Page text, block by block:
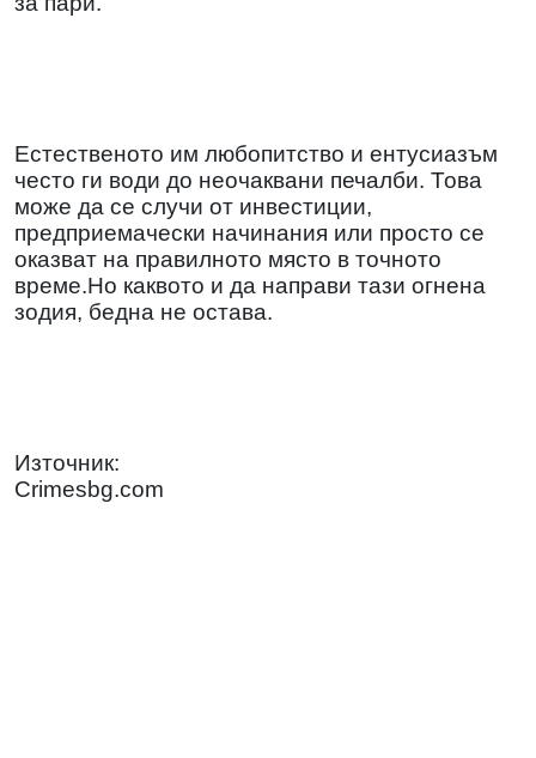
Естественото им любопитство и ентусиазъм
често ги води до неочаквани печалби. Това
може да се случи от инвестиции,
предприемачески начинания или просто се
оказват на правилното място в точното
време.Но каквото и да направи тази огнена
зодия, бедна не остава.
Източник:
Crimesbg.com